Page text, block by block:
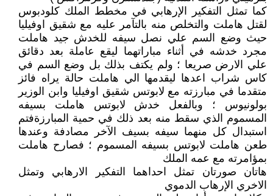
كما تمثل التفكير الإرهابي في مخطط الملك كلودبوس
لقتل هاملت والتخلص منه بالتآمر عليه مع شقيق اوفيليا
حيث وضع السم علي نصل سيفه للخدش جيد هاملت
مجرد خدشه في أثناء مباراتهما ليقع عاملة بعد دقائق
علي الارض صريعا ؛ ولم يكتف بذلك بل وضع السم في
كاس شراب اعدها ليقدمها الي هاملت حالة يراه فائز
متقدما في مبارزته مع لابوتس شقيق اوفيليا وابن الوزير
بولونيوس ؛ وبالفعل خدش لابوتس هاملت بسيفه
المسموم الذي سقط منه بعد ذلك في حمية المبارزةفتم
استبدال كل منهما سيفه بسيف الآخر مصادفة وعندها
طعن هاملت لابوتس بسيفه المسموم ؛ فصارح هاملت
بمؤامرته مع عمه الملك
هاتان صورتان تمثل احداهما التفكير الارهابي وتمثل
الاخري الإرهاب الدموي